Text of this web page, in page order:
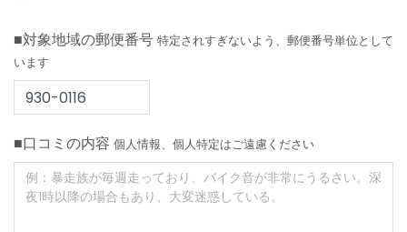
■対象地域の郵便番号 特定されすぎないよう、郵便番号単位として
います
■口コミの内容 個人情報、個人特定はご遠慮ください